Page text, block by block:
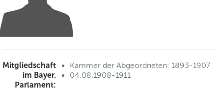
Mitgliedschaft
im Bayer.
Parlament:
Kammer der Abgeordneten: 1893-1907
04.08.1908-1911